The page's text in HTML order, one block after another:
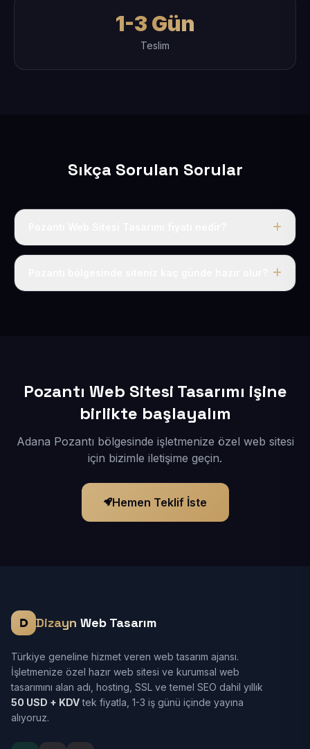
1-3 Gün
Teslim
Sıkça Sorulan Sorular
Tek fiyat uygulanır: yıllık 50 USD + KDV. Bu bedele alan
Pozantı Web Sitesi Tasarımı işine
birlikte başlayalım
Adana Pozantı bölgesinde işletmenize özel web sitesi
için bizimle iletişime geçin.
Hemen Teklif İste
Dizayn Web Tasarım
Türkiye geneline hizmet veren web tasarım ajansı.
İşletmenize özel hazır web sitesi ve kurumsal web
tasarımını alan adı, hosting, SSL ve temel SEO dahil yıllık
50 USD + KDVtek fiyatla, 1-3 iş günü içinde yayına
alıyoruz.